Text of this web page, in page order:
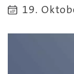
19.